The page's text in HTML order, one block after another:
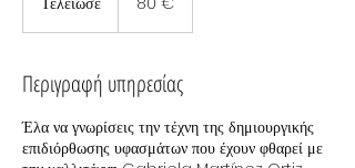
ί
σ
ε
Περιγραφή υπηρεσίας
Έλα να γνωρίσεις την τέχνη της δημιουργικής
επιδιόρθωσης υφασμάτων που έχουν φθαρεί με